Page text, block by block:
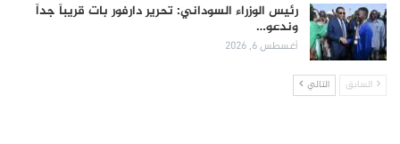
رئيس الوزراء السوداني: تحرير دارفور بات قريباً جداً
وندعو…
أغسطس 6, 2026
السابق التالي